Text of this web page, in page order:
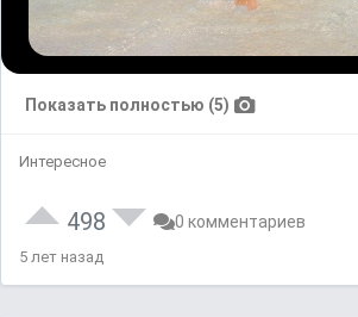
Показать полностью (5)
Интересное
498 0 комментариев
5 лет назад